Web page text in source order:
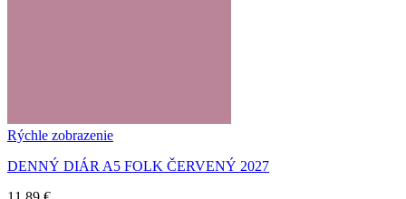
Rýchle zobrazenie
DENNÝ DIÁR A5 FOLK ČERVENÝ 2027